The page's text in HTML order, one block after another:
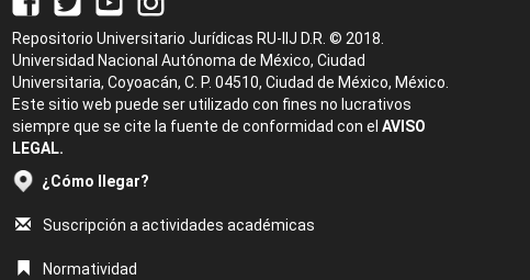
Repositorio Universitario Jurídicas RU-IIJ D.R. © 2018.
Universidad Nacional Autónoma de México, Ciudad
Universitaria, Coyoacán, C. P. 04510, Ciudad de México, México.
Este sitio web puede ser utilizado con fines no lucrativos
siempre que se cite la fuente de conformidad con el AVISO
LEGAL.
¿Cómo llegar?
Suscripción a actividades académicas
Normatividad